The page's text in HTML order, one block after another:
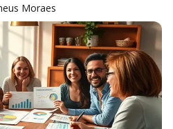
Moraes